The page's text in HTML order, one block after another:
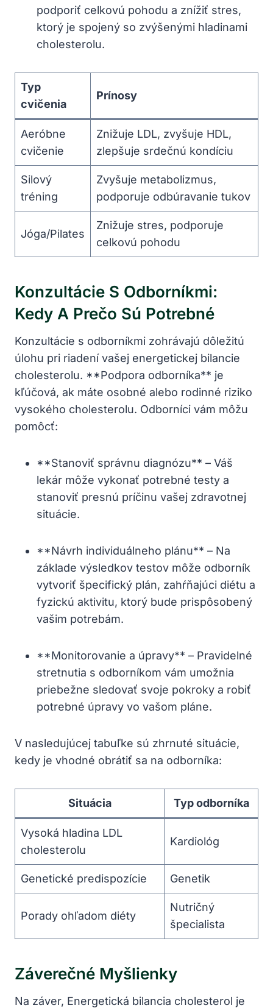
podporiť celkovú pohodu a znížiť⁢ stres,
‌ktorý je spojený so zvýšenými hladinami‌
cholesterolu.
Typ
cvičenia
Prínosy
Aeróbne
cvičenie
Znižuje⁣ LDL, zvyšuje⁣ HDL,
zlepšuje srdečnú kondíciu
Silový
tréning
Zvyšuje ⁣metabolizmus,
podporuje odbúravanie ⁣tukov
Jóga/Pilates
Znižuje stres,⁣ podporuje
celkovú pohodu
Konzultácie S Odborníkmi:
Kedy A Prečo Sú Potrebné
Konzultácie⁢ s odborníkmi zohrávajú dôležitú
úlohu pri riadení vašej energetickej bilancie
cholesterolu. **Podpora odborníka** je
kľúčová, ak máte osobné alebo​ rodinné‌ riziko
vysokého cholesterolu.⁣ Odborníci vám môžu
pomôcť:
**Stanoviť správnu diagnózu** – ⁢Váš
lekár môže vykonať potrebné testy a
stanoviť presnú príčinu vašej zdravotnej
‍situácie.
**Návrh individuálneho plánu** – Na
základe výsledkov ⁣testov môže⁣ odborník
vytvoriť špecifický plán, zahŕňajúci diétu ​a
fyzickú aktivitu, ktorý bude prispôsobený
‍vašim potrebám.
**Monitorovanie a úpravy** – ⁤Pravidelné
stretnutia s odborníkom vám umožnia
priebežne sledovať svoje pokroky a robiť‍
potrebné úpravy vo vašom pláne.
V nasledujúcej tabuľke sú zhrnuté situácie,⁤
kedy je vhodné obrátiť sa na odborníka:
Situácia Typ odborníka
Vysoká hladina LDL
cholesterolu
Kardiológ
Genetické predispozície Genetik
Porady ohľadom diéty
Nutričný
špecialista
Záverečné​ Myšlienky
Na záver, Energetická bilancia cholesterol je